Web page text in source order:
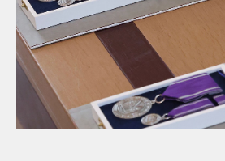
Popsid
Tartumaa
„Juure
Suudlev
Kulno
Kungla
Est Eng